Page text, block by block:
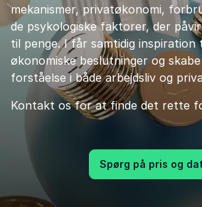
mekanismer, privatøkonomi,
de psykologiske faktorer, der
til penge. I får samtidig
økonomiske beslutninger og
forståelse i både arbejdsliv og
Kontakt os for at finde det rette
Spørg på pris og